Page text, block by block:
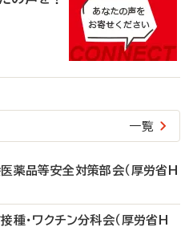
一覧
薬品等安全対策部会（厚労省H
・ワクチン分科会（厚労省H